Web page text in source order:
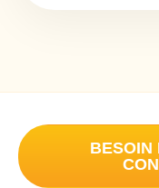
BESOIN